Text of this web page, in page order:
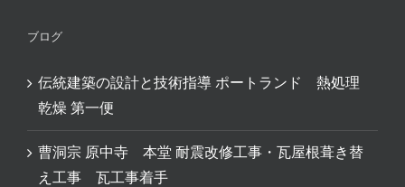
ブログ
伝統建築の設計と技術指導 ポートランド 熱処理
乾燥 第一便
曹洞宗 原中寺 本堂 耐震改修工事・瓦屋根葺き替
え工事 瓦工事着手